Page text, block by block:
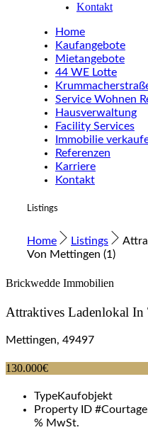
Kontakt
Home
Kaufangebote
Mietangebote
44 WE Lotte
Service Wohnen
Hausverwaltung
Facility Services
Immobilie
Referenzen
Karriere
Kontakt
Listings
Home Listings
Von Mettingen (1)
Brickwedde Immobilien
Attraktives Ladenlokal
Mettingen, 49497
130.000€
TypeKaufobjekt
Property ID #
% MwSt.